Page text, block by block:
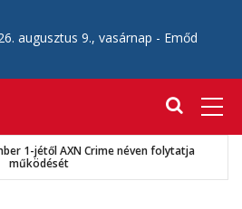
augusztus 9., vasárnap - Emőd
1-jétől AXN Crime néven folytatja
működését